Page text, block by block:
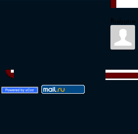
Войдите: